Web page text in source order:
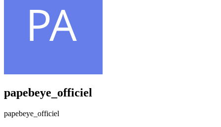
papebeye_officiel
papebeye_officiel